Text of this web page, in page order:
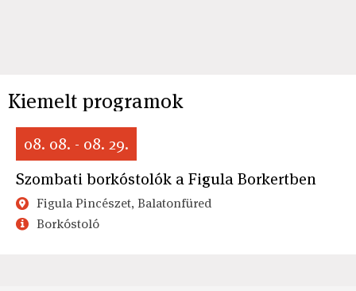
Kiemelt programok
08. 08. - 08. 29.
Szombati borkóstolók a Figula Borkertben
Figula Pincészet, Balatonfüred
Borkóstoló